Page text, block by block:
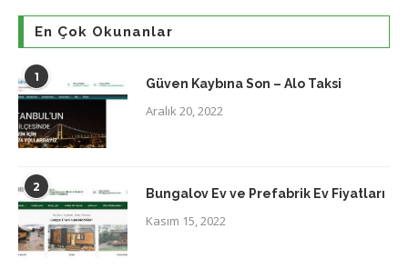
En Çok Okunanlar
1 Güven Kaybına Son – Alo Taksi
Aralık 20, 2022
2 Bungalov Ev ve Prefabrik Ev Fiyatları
Kasım 15, 2022